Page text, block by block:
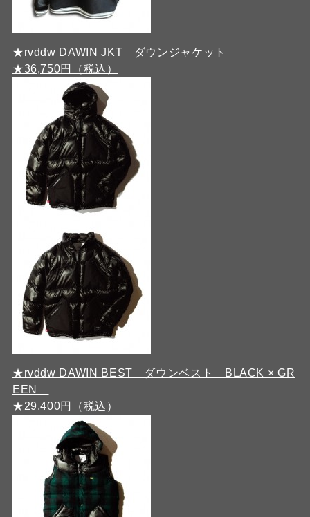
★rvddw DAWIN JKT ダウンジャケット
★36,750円（税込）
★rvddw DAWIN BEST ダウンベスト BLACK × GR
EEN
★29,400円（税込）